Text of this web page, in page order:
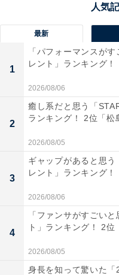
玉森裕太さんに
最新
1
「パフォーマンスが
レント」ランキング！
2026/08/06
2
癒し系だと思う「
ランキング！ 2位「松
2026/08/05
3
ギャップがあると思
レント」ランキング！
2026/08/06
4
「ファンサがすごい
ト」ランキング！ 2位
2026/08/05
身長を知って驚いた